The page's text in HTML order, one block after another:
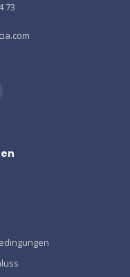
73